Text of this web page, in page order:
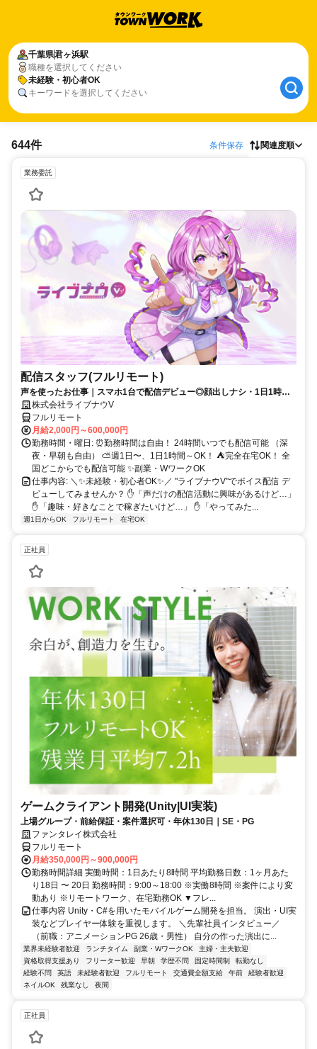
千葉県君ヶ浜駅
職種を選択してください
未経験・初心者OK
キーワードを選択してください
644件 条件保存 関連度順
業務委託
配信スタッフ(フルリモート)
声を使ったお仕事｜スマホ1台で配信デビュー◎顔出しナシ・1日1時間
～OK♪
株式会社ライブナウV
フルリモート
月給2,000円～600,000円
勤務時間・曜日: ⏰勤務時間は自由！ 24時間いつでも配信可能 （深
夜・早朝も自由） ⛅週1日〜、1日1時間～OK！ ⛺完全在宅OK！ 全
国どこからでも配信可能 ✨副業・WワークOK
仕事内容: ＼✨未経験・初心者OK✨／ "ライブナウV"でボイス配信 デ
ビューしてみませんか？ ✋「声だけの配信活動に興味があるけど…」
✋「趣味・好きなことで稼ぎたいけど…」 ✋「やってみた...
週1日からOK フルリモート 在宅OK
正社員
ゲームクライアント開発(Unity|UI実装)
上場グループ・前給保証・案件選択可・年休130日｜SE・PG
ファンタレイ株式会社
フルリモート
月給350,000円～900,000円
勤務時間詳細 実働時間：1日あたり8時間 平均勤務日数：1ヶ月あた
り18日 〜 20日 勤務時間：9:00～18:00 ※実働8時間 ※案件により変
動あり ※リモートワーク、在宅勤務OK ▼フレ...
仕事内容 Unity・C#を用いたモバイルゲーム開発を担当。 演出・UI実
装などプレイヤー体験を重視します。 ＼先輩社員インタビュー／
（前職：アニメーションPG 26歳・男性） 自分の作った演出に...
業界未経験者歓迎 ランチタイム 副業・WワークOK
主婦・主夫歓迎
資格取得支援あり
フリーター歓迎 早朝 学歴不問 固定時間制
転勤なし
経験不問
英語 未経験者歓迎 フルリモート 交通費全額支給 午前
経験者歓迎
ネイルOK
残業なし 夜間
正社員